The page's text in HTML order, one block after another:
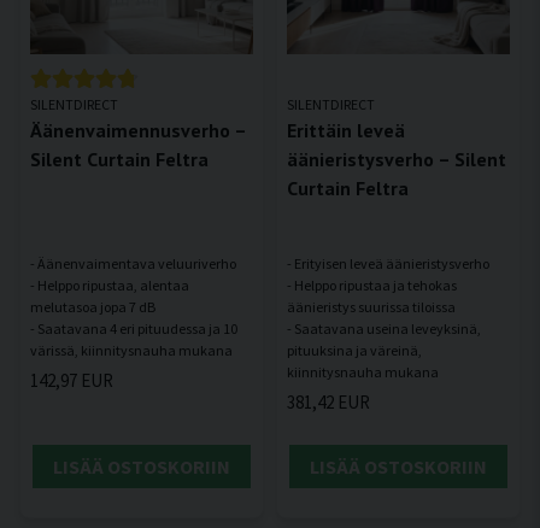
SILENTDIRECT
Äänenvaimennusverho –
Silent Curtain Feltra
- Äänenvaimentava veluuriverho
- Helppo ripustaa, alentaa
melutasoa jopa 7 dB
- Saatavana 4 eri pituudessa ja 10
142,97 EUR
LISÄÄ OSTOSKORIIN
SILENTDIRECT
Erittäin leveä
äänieristysverho – Silent
Curtain Feltra
- Erityisen leveä äänieristysverho
- Helppo ripustaa ja tehokas
äänieristys suurissa tiloissa
- Saatavana useina leveyksinä,
pituuksina ja väreinä,
381,42 EUR
LISÄÄ OSTOSKORIIN